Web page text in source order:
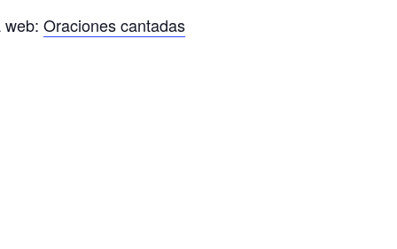
Oraciones cantadas